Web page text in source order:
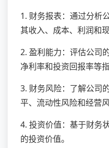
1. 财务报表：通过分析
其收入、成本、利润和
2. 盈利能力：评估公司
净利率和投资回报率等指
3. 财务风险：了解公司
平、流动性风险和经营风
4. 投资价值：基于财务
的投资价值。